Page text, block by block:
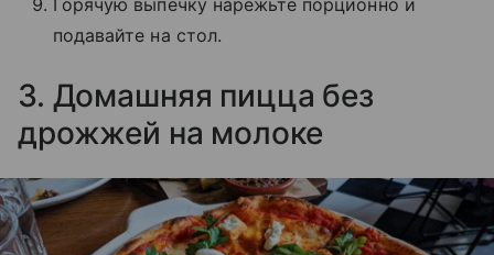
подавайте на стол.
3. Домашняя пицца без
дрожжей на молоке